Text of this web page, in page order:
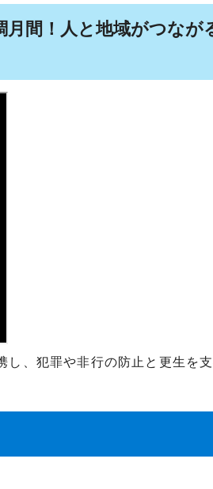
月間！人と地域がつなが
し、犯罪や非行の防止と更生を